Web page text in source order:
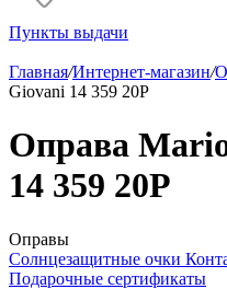
Пункты выдачи
Главная/Интернет-магазин/
Giovani 14 359 20P
Оправа
14 359 20P
Оправы
Солнцезащитные очки
Подарочные сертификаты